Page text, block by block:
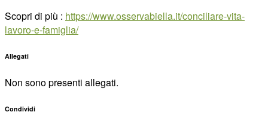
Scopri di più : https://www.osservabiella.it/conciliare-vita-
lavoro-e-famiglia/
Allegati
Non sono presenti allegati.
Condividi